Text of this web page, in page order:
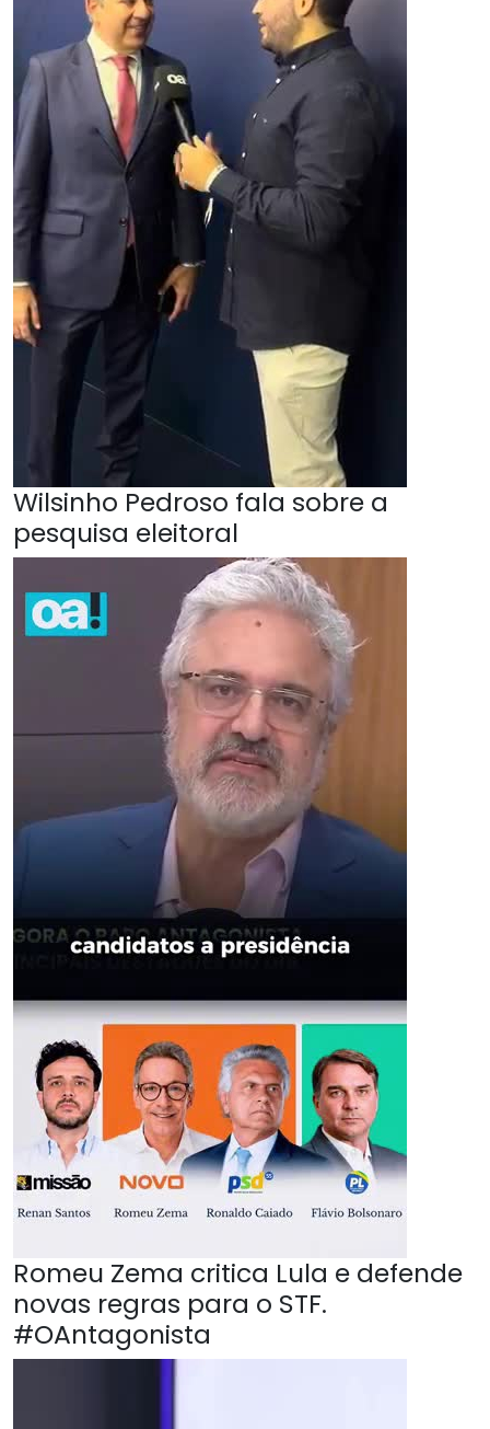
Wilsinho Pedroso fala sobre a
pesquisa eleitoral
Romeu Zema critica Lula e defende
novas regras para o STF.
#OAntagonista